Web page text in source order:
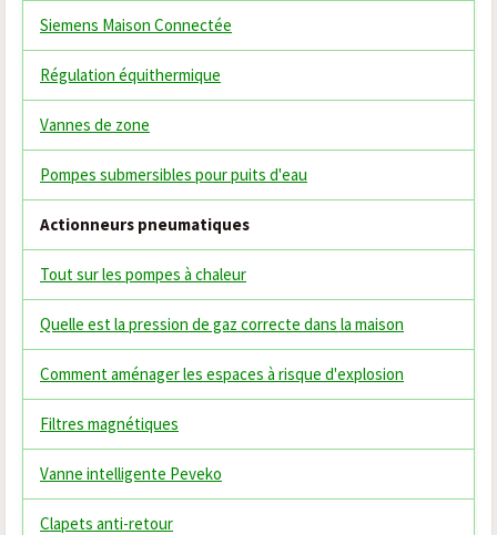
Siemens Maison Connectée
Régulation équithermique
Vannes de zone
Pompes submersibles pour puits d'eau
Actionneurs pneumatiques
Tout sur les pompes à chaleur
Quelle est la pression de gaz correcte dans la maison
Comment aménager les espaces à risque d'explosion
Filtres magnétiques
Vanne intelligente Peveko
Clapets anti-retour